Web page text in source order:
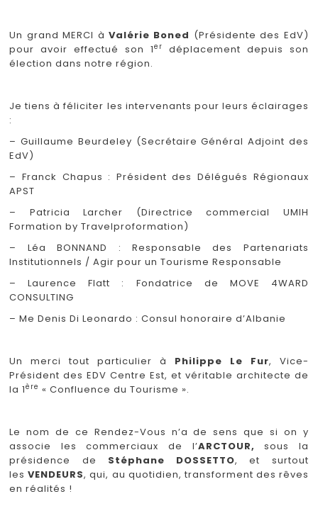
Un grand MERCI à Valérie Boned (Présidente des EdV)
pour avoir effectué son 1er
déplacement depuis son
élection dans notre région.
Je tiens à féliciter les intervenants pour leurs éclairages
:
– Guillaume Beurdeley (Secrétaire Général Adjoint des
EdV)
– Franck Chapus : Président des Délégués Régionaux
APST
– Patricia Larcher (Directrice commercial UMIH
Formation by Travelproformation)
– Léa BONNAND : Responsable des Partenariats
Institutionnels / Agir pour un Tourisme Responsable
– Laurence Flatt : Fondatrice de MOVE 4WARD
CONSULTING
– Me Denis Di Leonardo : Consul honoraire d’Albanie
Un merci tout particulier à Philippe Le Fur, Vice-
Président des EDV Centre Est, et véritable architecte de
la 1ère « Confluence du Tourisme ».
Le nom de ce Rendez-Vous n’a de sens que si on y
associe les commerciaux de l’ARCTOUR,sous la
présidence de Stéphane DOSSETTO, et surtout
lesVENDEURS, qui, au quotidien, transforment des rêves
en réalités !